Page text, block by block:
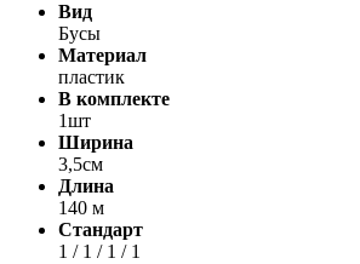
Вид
Бусы
Материал
пластик
В комплекте
1шт
Ширина
3,5см
Длина
140 м
Стандарт
1 / 1 / 1 / 1